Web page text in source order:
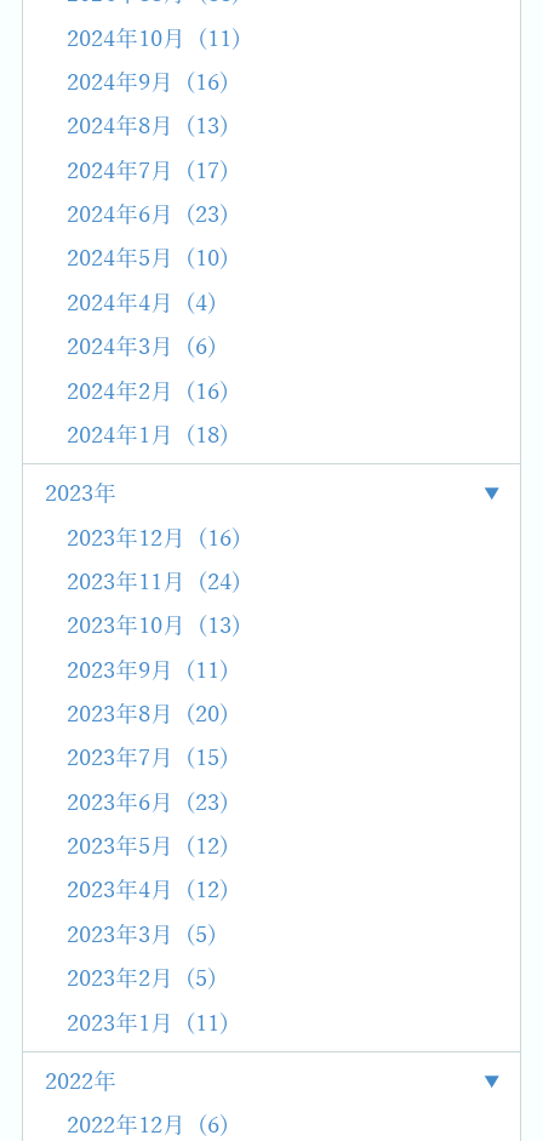
2024年10月 (11)
2024年9月 (16)
2024年8月 (13)
2024年7月 (17)
2024年6月 (23)
2024年5月 (10)
2024年4月 (4)
2024年3月 (6)
2024年2月 (16)
2024年1月 (18)
2023年
2023年12月 (16)
2023年11月 (24)
2023年10月 (13)
2023年9月 (11)
2023年8月 (20)
2023年7月 (15)
2023年6月 (23)
2023年5月 (12)
2023年4月 (12)
2023年3月 (5)
2023年2月 (5)
2023年1月 (11)
2022年
2022年12月 (6)